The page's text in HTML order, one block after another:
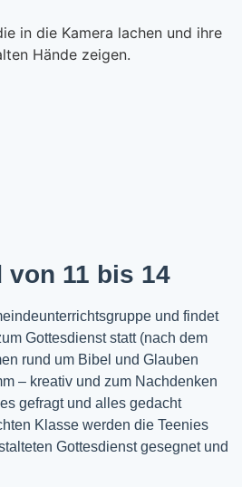
von 11 bis 14
und findet
Gottesdienst statt (nach dem
rund um Bibel und Glauben
– kreativ und zum Nachdenken
gefragt und alles gedacht
Klasse werden die Teenies
Gottesdienst gesegnet und